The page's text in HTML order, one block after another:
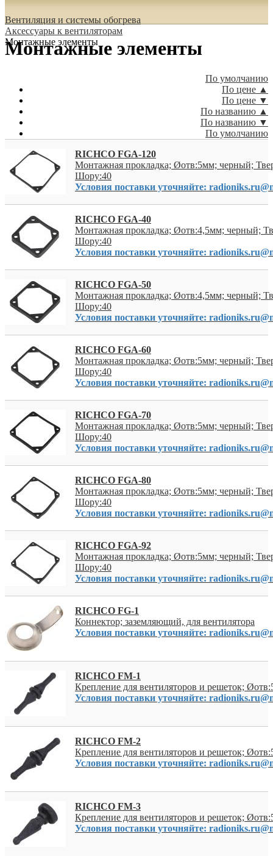
Вентиляция и системы обогрева
Аксессуары к вентиляторам
Монтажные элементы
Монтажные элементы
По умолчанию
По цене ▲
По цене ▼
По названию ▲
По названию ▼
По умолчанию
RICHCO FGA-120
Монтажная прокладка; Øотв:5мм; черный;
Шору:40
Условия поставки уточняйте:
RICHCO FGA-40
Монтажная прокладка; Øотв:4,5мм; черный;
Шору:40
Условия поставки уточняйте:
RICHCO FGA-50
Монтажная прокладка; Øотв:4,5мм; черный;
Шору:40
Условия поставки уточняйте:
RICHCO FGA-60
Монтажная прокладка; Øотв:5мм; черный;
Шору:40
Условия поставки уточняйте:
RICHCO FGA-70
Монтажная прокладка; Øотв:5мм; черный;
Шору:40
Условия поставки уточняйте:
RICHCO FGA-80
Монтажная прокладка; Øотв:5мм; черный;
Шору:40
Условия поставки уточняйте:
RICHCO FGA-92
Монтажная прокладка; Øотв:5мм; черный;
Шору:40
Условия поставки уточняйте:
RICHCO FG-1
Коннектор; заземляющий, для вентилятора
Условия поставки уточняйте:
RICHCO FM-1
Крепление для вентиляторов и решеток;
Условия поставки уточняйте:
RICHCO FM-2
Крепление для вентиляторов и решеток;
Условия поставки уточняйте:
RICHCO FM-3
Крепление для вентиляторов и решеток;
Условия поставки уточняйте: